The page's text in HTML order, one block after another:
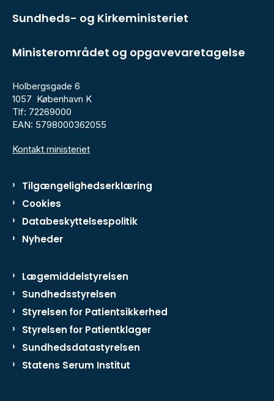
Sundheds- og Kirkeministeriet
Ministerområdet og opgavevaretagelse
Holbergsgade 6
1057 København K
Tlf: 72269000
EAN: 5798000362055
Kontakt ministeriet
Tilgængelighedserklæring
Cookies
Databeskyttelsespolitik
Nyheder
Lægemiddelstyrelsen
Sundhedsstyrelsen
Styrelsen for Patientsikkerhed
Styrelsen for Patientklager
Sundhedsdatastyrelsen
Statens Serum Institut